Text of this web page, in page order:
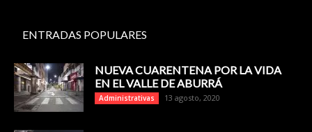
ENTRADAS POPULARES
NUEVA CUARENTENA POR LA VIDA
EN EL VALLE DE ABURRÁ
Administrativas 13 agosto, 2020